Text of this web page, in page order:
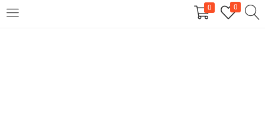
0
0
REGISTER